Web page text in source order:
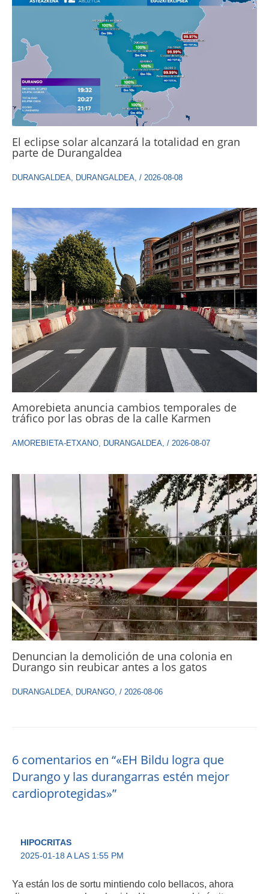
El eclipse solar alcanzará la totalidad en gran
parte de Durangaldea
DURANGALDEA, DURANGALDEA, / 2026-08-08
Amorebieta anuncia cambios temporales de
tráfico por las obras de la calle Karmen
AMOREBIETA-ETXANO, DURANGALDEA, / 2026-08-07
Denuncian la demolición de una colonia en
Durango sin reubicar antes a los gatos
DURANGALDEA DURANGO / 2026-08-06
6 comentarios en “«EH Bildu logra que
Durango y las durangarras estén mejor
cardioprotegidas»”
HIPOCRITAS
2025-01-18 A LAS 1:55 PM
Ya están los de sortu mintiendo colo bellacos, ahora